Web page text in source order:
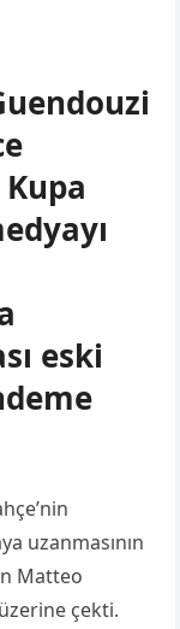
eski
uzanmasının
Matteo
çekti.